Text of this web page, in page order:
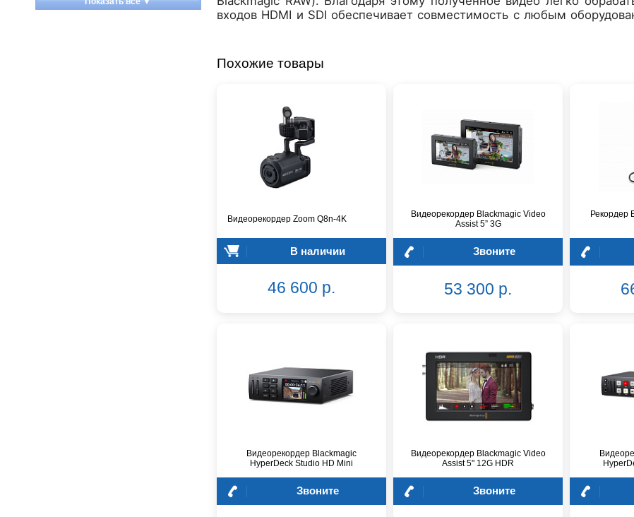
Apart
входов HDMI и SDI обеспечивает совместимость с любым
Похожие товары
Видеорекордер Zoom Q8n-4K
В наличии
46 600 р.
Видеорекордер Blackmagic Video
Assist 5” 3G
Звоните
53 300 р.
Рекордер
Видеорекордер Blackmagic
HyperDeck Studio HD Mini
Звоните
Видеорекордер Blackmagic Video
Assist 5" 12G HDR
Звоните